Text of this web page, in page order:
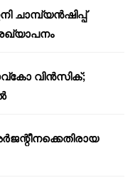
ചാമ്പ്യൻഷിപ്പ്
വിൻസിക്;